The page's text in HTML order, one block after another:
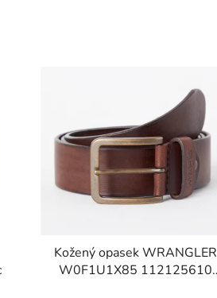
Kožený opasek WRANGLER
W0F1U1X85 112125610